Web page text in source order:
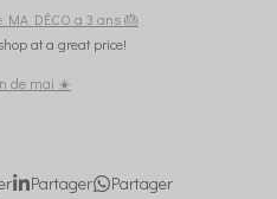
MA DÉCO a 3 ans 🎂
at a great price!
de mai ☀️
Partager Partager